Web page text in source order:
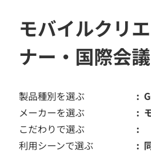
モバイルクリ
ナー・国際会
製品種別を選ぶ
メーカーを選ぶ
こだわりで選ぶ
利用シーンで選ぶ